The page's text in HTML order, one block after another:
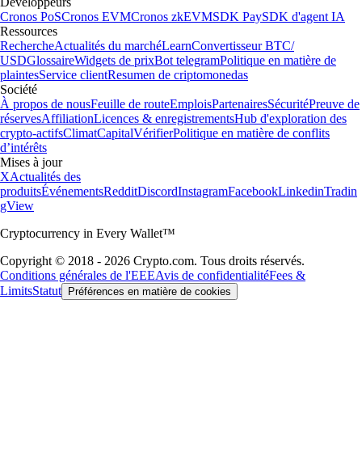
Cronos PoSCronos EVMCronos zkEVMSDK PaySDK d'agent IA
Ressources
RechercheActualités du marchéLearnConvertisseur BTC/
USDGlossaireWidgets de prixBot telegramPolitique en matière de
plaintesService clientResumen de criptomonedas
Société
À propos de nousFeuille de routeEmploisPartenairesSécuritéPreuve de
réservesAffiliationLicences & enregistrementsHub d'exploration des
crypto-actifsClimatCapitalVérifierPolitique en matière de conflits
d’intérêts
Mises à jour
XActualités des
produitsÉvénementsRedditDiscordInstagramFacebookLinkedinTradin
gView
Cryptocurrency in Every Wallet™
Copyright © 2018 - 2026 Crypto.com. Tous droits réservés.
Conditions générales de l'EEEAvis de confidentialitéFees &
LimitsStatut Préférences en matière de cookies